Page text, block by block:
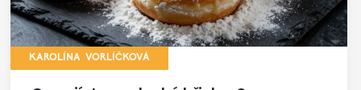
KAROLÍNA VORLÍČKOVÁ